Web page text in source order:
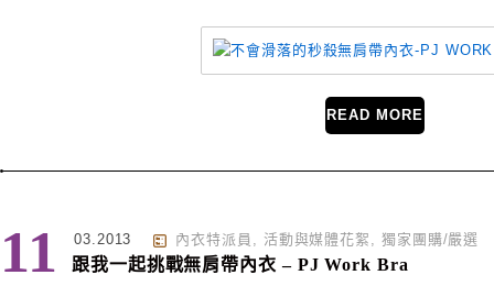
READ MORE
11 03.2013 內衣特派員 , 活動與媒體花絮 , 獨家團購/嚴選
跟我一起挑戰無肩帶內衣 – PJ Work Bra